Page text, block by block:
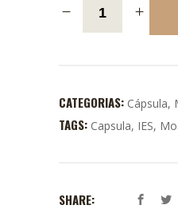
CATEGORIAS: Cápsula,
TAGS: Capsula, IES,
SHARE: